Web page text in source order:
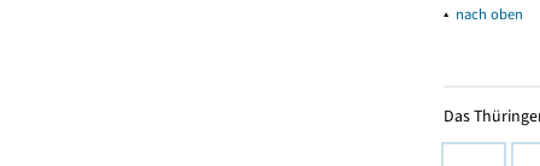
▴ nach oben
Das